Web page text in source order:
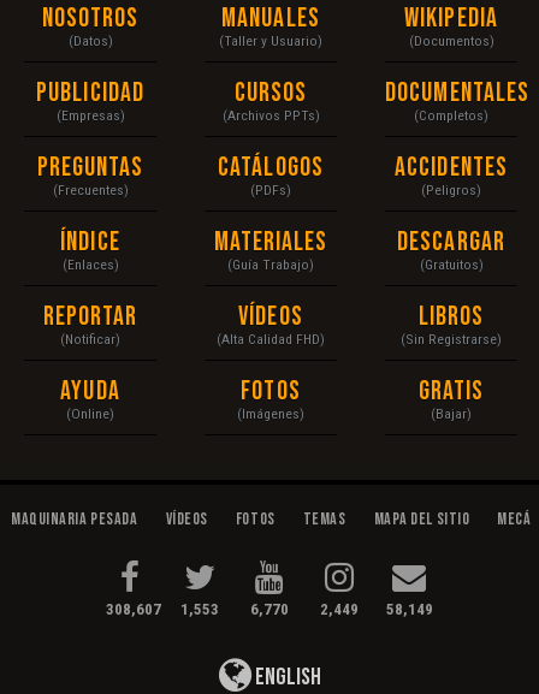
Nosotros
(Datos)
Publicidad
(Empresas)
Preguntas
(Frecuentes)
Índice
(Enlaces)
Reportar
(Notificar)
Ayuda
(Online)
Manuales
(Taller y Usuario)
Cursos
(Archivos PPTs)
Catálogos
(PDFs)
Materiales
(Guía Trabajo)
Vídeos
(Alta Calidad FHD)
Fotos
(Imágenes)
Wikipedia
(Documentos)
Documentales
(Completos)
Accidentes
(Peligros)
Descargar
(Gratuitos)
Libros
(Sin Registrarse)
Gratis
(Bajar)
Maquinaria Pesada Vídeos Fotos Temas Mapa del Sitio
308,607 1,553 6,770 2,449 58,149
English